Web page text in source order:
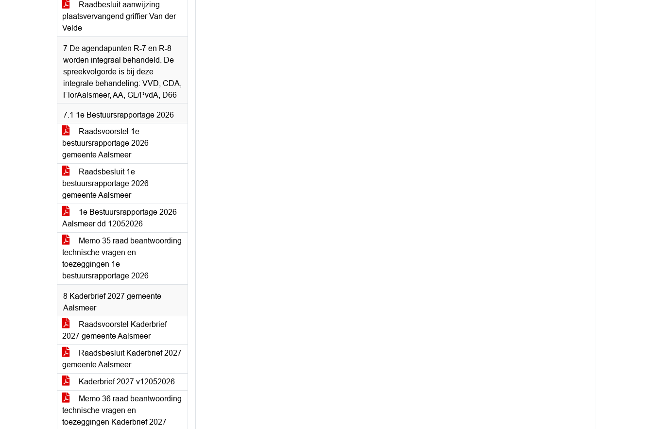
Raadbesluit aanwijzing
plaatsvervangend griffier Van der
Velde
7 De agendapunten R-7 en R-8
worden integraal behandeld. De
spreekvolgorde is bij deze
integrale behandeling: VVD, CDA,
FlorAalsmeer, AA, GL/PvdA, D66
7.1 1e Bestuursrapportage 2026
Raadsvoorstel 1e
bestuursrapportage 2026
gemeente Aalsmeer
Raadsbesluit 1e
bestuursrapportage 2026
gemeente Aalsmeer
1e Bestuursrapportage 2026
Aalsmeer dd 12052026
Memo 35 raad beantwoording
technische vragen en
toezeggingen 1e
bestuursrapportage 2026
8 Kaderbrief 2027 gemeente
Aalsmeer
Raadsvoorstel Kaderbrief
2027 gemeente Aalsmeer
Raadsbesluit Kaderbrief 2027
gemeente Aalsmeer
Kaderbrief 2027 v12052026
Memo 36 raad beantwoording
technische vragen en
toezeggingen Kaderbrief 2027